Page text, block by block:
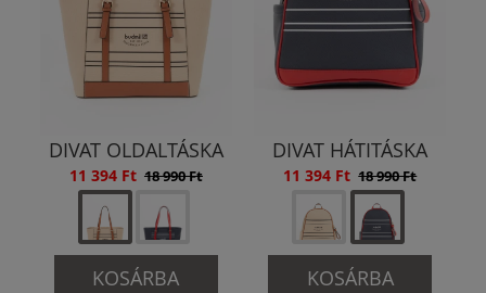
DIVAT OLDALTÁSKA
11 394 Ft 18 990 Ft
KOSÁRBA
DIVAT HÁTITÁSKA
11 394 Ft 18 990 Ft
KOSÁRBA